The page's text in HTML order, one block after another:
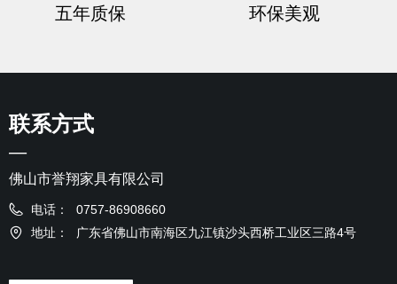
联系方式
—
电话：
0757-86908660
地址：
广东省佛山市南海区九江镇沙头西桥工业区三路4号
佛山市誉翔家具有限公司
五年质保 环保美观